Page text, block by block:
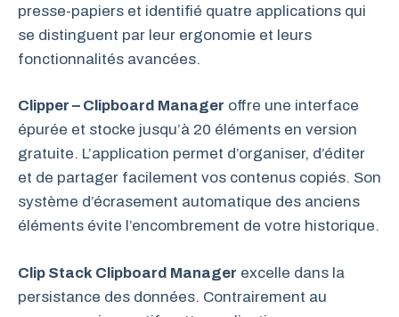
presse-papiers et identifié quatre applications qui
se distinguent par leur ergonomie et leurs
fonctionnalités avancées.
Clipper – Clipboard Manager offre une interface
épurée et stocke jusqu’à 20 éléments en version
gratuite. L’application permet d’organiser, d’éditer
et de partager facilement vos contenus copiés. Son
système d’écrasement automatique des anciens
éléments évite l’encombrement de votre historique.
Clip Stack Clipboard Manager excelle dans la
persistance des données. Contrairement au